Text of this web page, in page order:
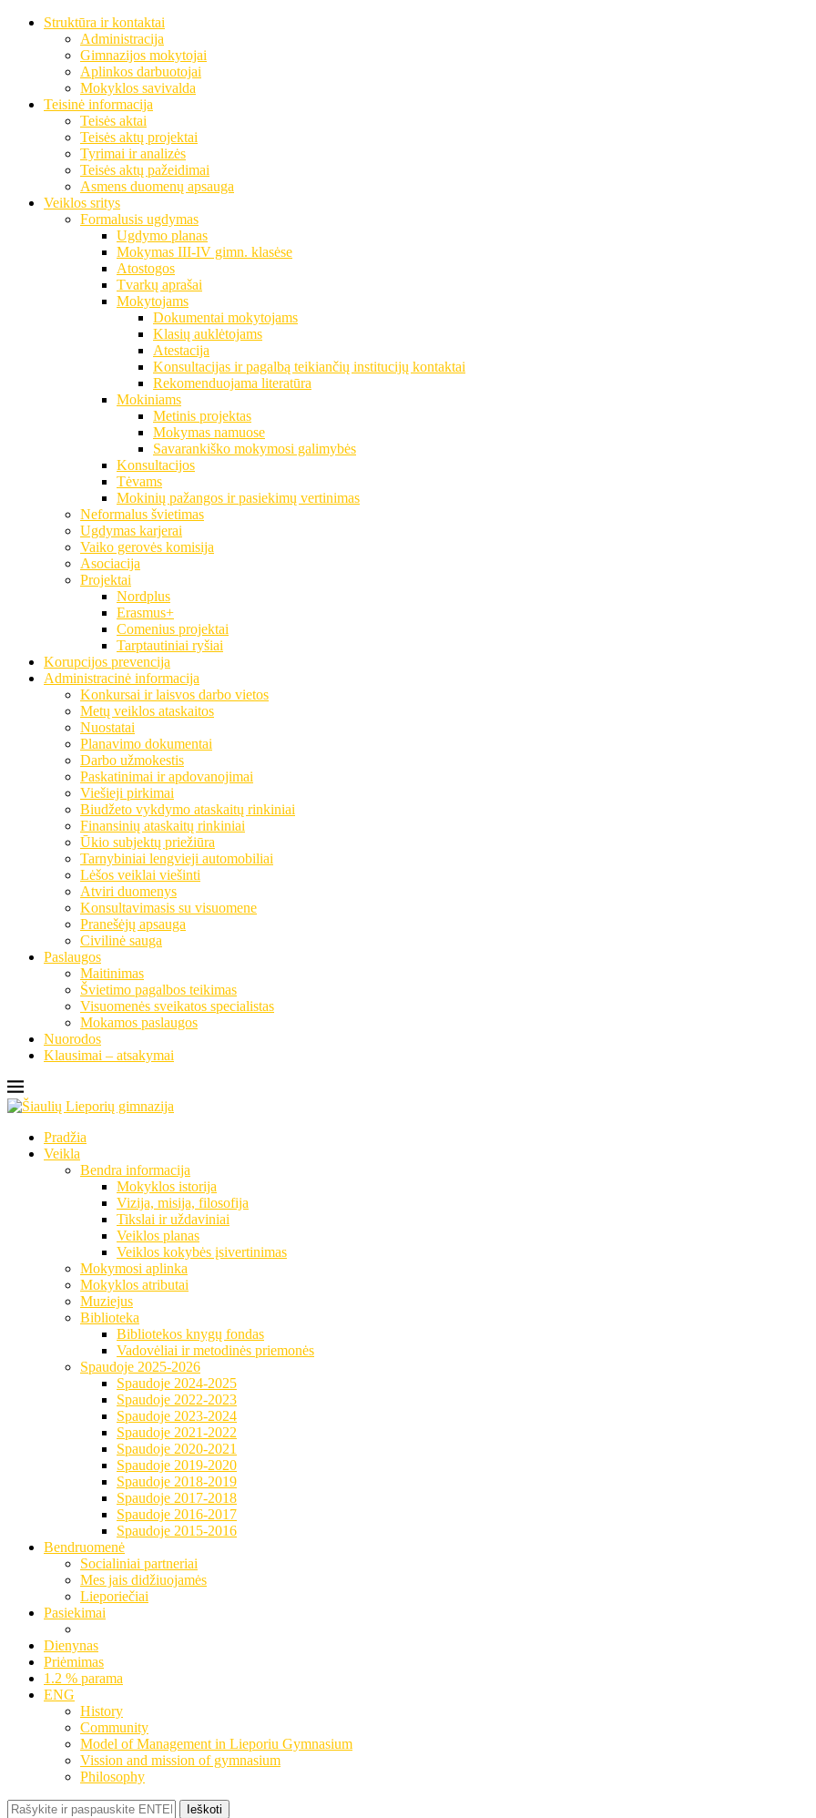
Struktūra ir kontaktai
Administracija
Gimnazijos mokytojai
Aplinkos darbuotojai
Mokyklos savivalda
Teisinė informacija
Teisės aktai
Teisės aktų projektai
Tyrimai ir analizės
Teisės aktų pažeidimai
Asmens duomenų apsauga
Veiklos sritys
Formalusis ugdymas
Ugdymo planas
Mokymas III-IV gimn. klasėse
Atostogos
Tvarkų aprašai
Mokytojams
Dokumentai mokytojams
Klasių auklėtojams
Atestacija
Konsultacijas ir pagalbą teikiančių institucijų kontaktai
Rekomenduojama literatūra
Mokiniams
Metinis projektas
Mokymas namuose
Savarankiško mokymosi galimybės
Konsultacijos
Tėvams
Mokinių pažangos ir pasiekimų vertinimas
Neformalus švietimas
Ugdymas karjerai
Vaiko gerovės komisija
Asociacija
Projektai
Nordplus
Erasmus+
Comenius projektai
Tarptautiniai ryšiai
Korupcijos prevencija
Administracinė informacija
Konkursai ir laisvos darbo vietos
Metų veiklos ataskaitos
Nuostatai
Planavimo dokumentai
Darbo užmokestis
Paskatinimai ir apdovanojimai
Viešieji pirkimai
Biudžeto vykdymo ataskaitų rinkiniai
Finansinių ataskaitų rinkiniai
Ūkio subjektų priežiūra
Tarnybiniai lengvieji automobiliai
Lėšos veiklai viešinti
Atviri duomenys
Konsultavimasis su visuomene
Pranešėjų apsauga
Civilinė sauga
Paslaugos
Maitinimas
Švietimo pagalbos teikimas
Visuomenės sveikatos specialistas
Mokamos paslaugos
Nuorodos
Klausimai – atsakymai
Pradžia
Veikla
Bendra informacija
Mokyklos istorija
Vizija, misija, filosofija
Tikslai ir uždaviniai
Veiklos planas
Veiklos kokybės įsivertinimas
Mokymosi aplinka
Mokyklos atributai
Muziejus
Biblioteka
Bibliotekos knygų fondas
Vadovėliai ir metodinės priemonės
Spaudoje 2025-2026
Spaudoje 2024-2025
Spaudoje 2022-2023
Spaudoje 2023-2024
Spaudoje 2021-2022
Spaudoje 2020-2021
Spaudoje 2019-2020
Spaudoje 2018-2019
Spaudoje 2017-2018
Spaudoje 2016-2017
Spaudoje 2015-2016
Bendruomenė
Socialiniai partneriai
Mes jais didžiuojamės
Lieporiečiai
Pasiekimai
Dienynas
Priėmimas
1.2 % parama
ENG
History
Community
Model of Management in Lieporiu Gymnasium
Vission and mission of gymnasium
Philosophy
Ieškoti